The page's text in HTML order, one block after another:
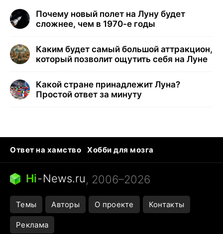
Почему новый полет на Луну будет
сложнее, чем в 1970-е годы
Каким будет самый большой аттракцион,
который позволит ощутить себя на Луне
Какой стране принадлежит Луна?
Простой ответ за минуту
Ответ на хамство
Хобби для мозга
Бензин 100 и 95
Тунцы в океанариуме
Следующая пандемия
Hi-News.ru, 2006–2026
Темы Авторы О проекте Контакты
Реклама